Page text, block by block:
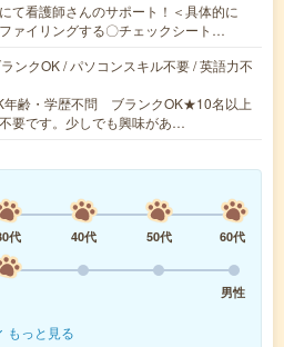
て看護師さんのサポート！＜具体的に
ァイリングする〇チェックシート…
ンクOK / パソコンスキル不要 / 英語力不
年齢・学歴不問 ブランクOK★10名以上
要です。少しでも興味があ…
代 40代 50代
60代
男性
もっと見る